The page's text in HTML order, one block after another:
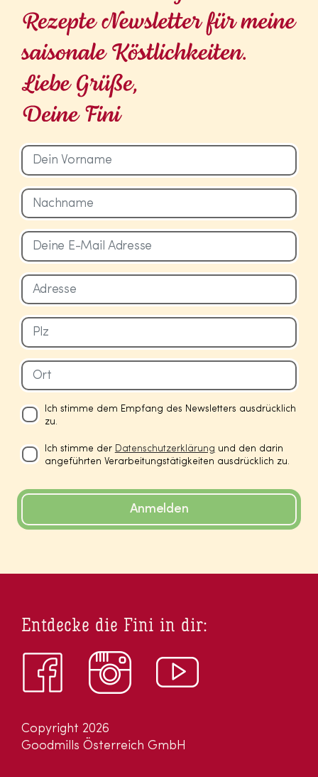
Ich stimme dem Empfang des Newsletters ausdrücklich
zu.
Ich stimme der Datenschutzerklärung und den darin
angeführten Verarbeitungstätigkeiten ausdrücklich zu.
Anmelden
Copyright 2026
Goodmills Österreich GmbH
Entdecke die Fini in dir: